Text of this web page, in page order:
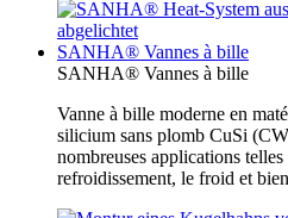
SANHA® Vannes à bille
SANHA® Vannes à bille
Vanne à bille moderne en
silicium sans plomb CuSi
nombreuses applications
refroidissement, le froid et